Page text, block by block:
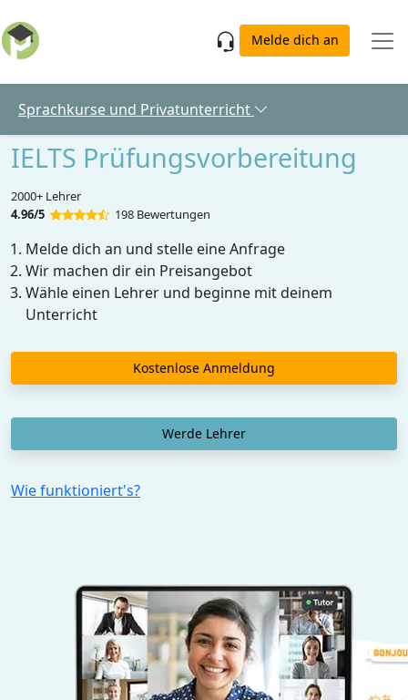
Melde dich an
Sprachkurse und Privatunterricht
IELTS Prüfungsvorbereitung
2000+ Lehrer
4.96/5
198 Bewertungen
Melde dich an und stelle eine Anfrage
Wir machen dir ein Preisangebot
Wähle einen Lehrer und beginne mit deinem
Unterricht
Kostenlose Anmeldung
Werde Lehrer
Wie funktioniert's?